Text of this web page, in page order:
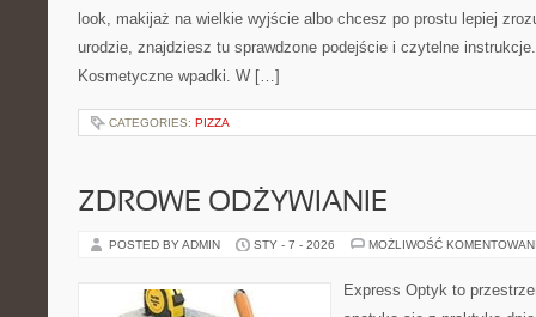
look, makijaż na wielkie wyjście albo chcesz po prostu lepiej
urodzie, znajdziesz tu sprawdzone podejście i czytelne
Kosmetyczne wpadki. W […]
CATEGORIES: PIZZA
ZDROWE ODŻYWIANIE
POSTED BY ADMIN STY - 7 - 2026 MOŻLIWOŚĆ
Express Optyk to